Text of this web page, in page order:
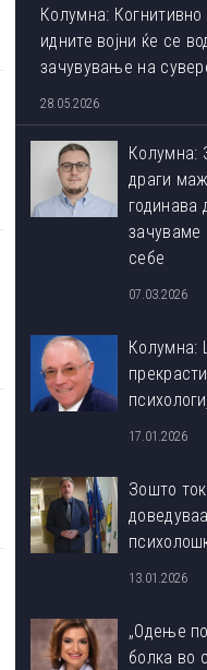
Колумна:
идните војни ќе се
зачувување на
сопствениот ум
28.05.2026
Колумна:
драги
годинава
зачуваме
себе
07.03.2026
Колумна:
17.01.2026
Зошто
13.01.2026
„Одење
болка во